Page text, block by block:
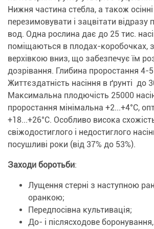
Нижня частина стебла, а також
перезимовувати і зацвітати відразу
вод. Одна рослина дає до 25 тис.
поміщаються в плодах-коробочках,
верхівкою вниз, що забезпечує їм
дозрівання. Глибина проростання 4-
Життєздатність насіння в ґрунті до
Максимальна плодючість 25000
проростання мінімальна +2...+4°С,
+18...+26°С. Особливо висока
свіжодостиглого і недостиглого
посушливі роки (від 37% до 53%).
Заходи боротьби:
Лущення стерні з наступною
оранкою;
Передпосівна культивація;
До- і післясходове